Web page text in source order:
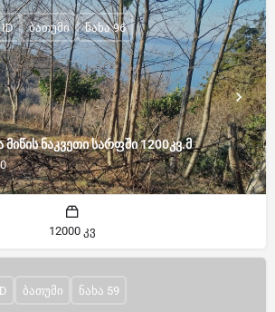
მიწის ნაკვეთი სარფში 1200კვ.მ
ბათუმი ნახა 96
12000 კვ
ბათუმი ნახა 59